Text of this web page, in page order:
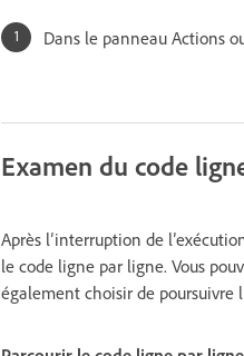
Dans le panneau Actions
Examen du code
Après l’interruption de
le code ligne par ligne. Vous
également choisir de poursuivre